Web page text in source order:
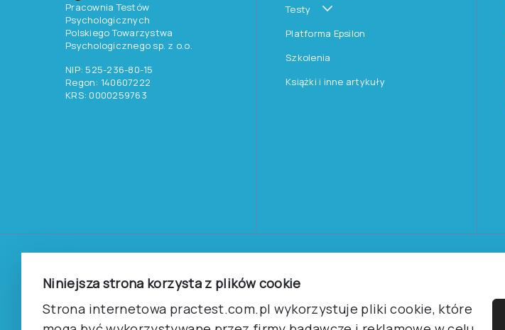
Niniejsza strona korzysta z plików cookie
Strona internetowa practest.com.pl wykorzystuje pliki cookie, które
Pracownia Testów
Psychologicznych
Polskiego Towarzystwa
Psychologicznego sp. z o.o.
NIP: 525-236-80-15
Regon: 140607222
KRS: 0000259763
Testy
Platforma Epsilon
Szkolenia
Książki i inne artykuły
Regulamin Polityka prywantości